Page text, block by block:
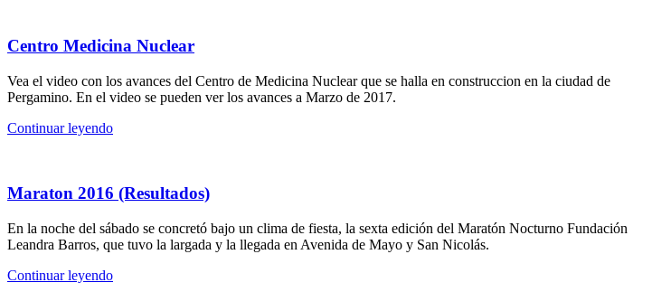
Centro Medicina Nuclear
Vea el video con los avances del Centro de Medicina Nuclear que se halla en construccion en la ciudad de
Pergamino. En el video se pueden ver los avances a Marzo de 2017.
Continuar leyendo
Maraton 2016 (Resultados)
En la noche del sábado se concretó bajo un clima de fiesta, la sexta edición del Maratón Nocturno Fundación
Leandra Barros, que tuvo la largada y la llegada en Avenida de Mayo y San Nicolás.
Continuar leyendo